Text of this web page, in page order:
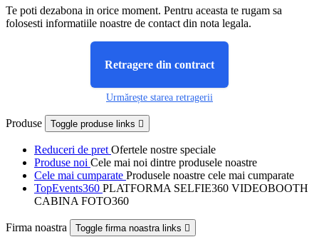
Te poti dezabona in orice moment. Pentru aceasta te rugam sa
folosesti informatiile noastre de contact din nota legala.
Retragere din contract
Urmărește starea retragerii
Produse Toggle produse links 
Reduceri de pret Ofertele nostre speciale
Produse noi Cele mai noi dintre produsele noastre
Cele mai cumparate Produsele noastre cele mai cumparate
TopEvents360 PLATFORMA SELFIE360 VIDEOBOOTH
CABINA FOTO360
Firma noastra Toggle firma noastra links 